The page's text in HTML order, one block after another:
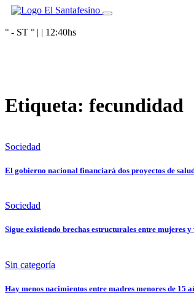
° - ST ° | | 12:40hs
Etiqueta: fecundidad
Sociedad
El gobierno nacional financiará dos proyectos de
Sociedad
Sigue existiendo brechas estructurales entre mujeres
Sin categoría
Hay menos nacimientos entre madres menores de 15